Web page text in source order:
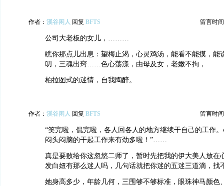
作者： 溪谷闲人 回复 BFTS 留言时
公司大老板的女儿，………
瞧你那点儿出息：望梅止渴，心灵鸡汤，能看不能摸，
叨，三魂出窍……色心荡漾，由母及女，老嫩不拘，
柏拉图式的迷情，自我陶醉。
作者： 溪谷闲人 回复 BFTS 留言时
“笑完啦，侃完啦，各人回各人的地方继续干自己的工作
闷头闷脑的干起工作来有劲多啦！”……
真是要败给你这忽悠二师了，暂时先把我的伊大美人放在
发白妞有那么迷人吗，几句话就把你迷的五迷三道滴，找
她身高多少，年龄几何，三围够不够标准，眼珠神马颜色